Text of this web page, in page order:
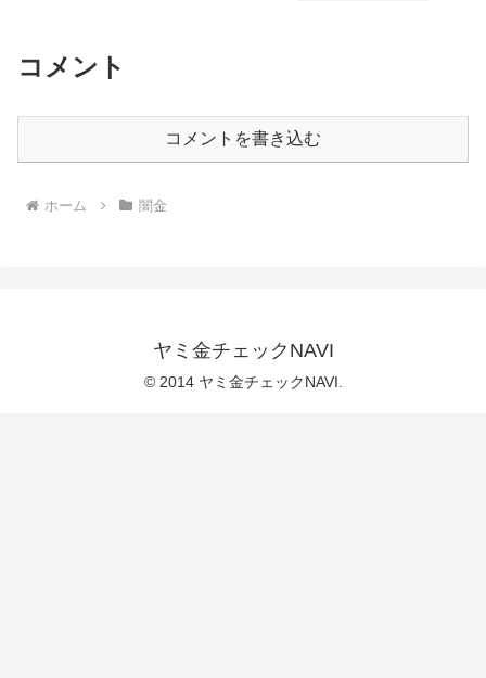
コメント
コメントを書き込む
ホーム 闇金
ヤミ金チェックNAVI
© 2014 ヤミ金チェックNAVI.